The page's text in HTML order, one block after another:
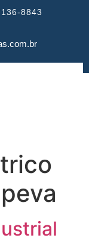
8843